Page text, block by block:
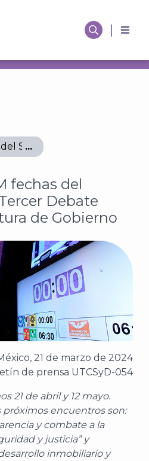
Segundo y Tercer Debate
fechas del
Debate
de Gobierno
21 de marzo de 2024
de prensa UTCSyD-054
21 de abril y 12 mayo.
próximos encuentros son:
y combate a la
y justicia” y
inmobiliario y